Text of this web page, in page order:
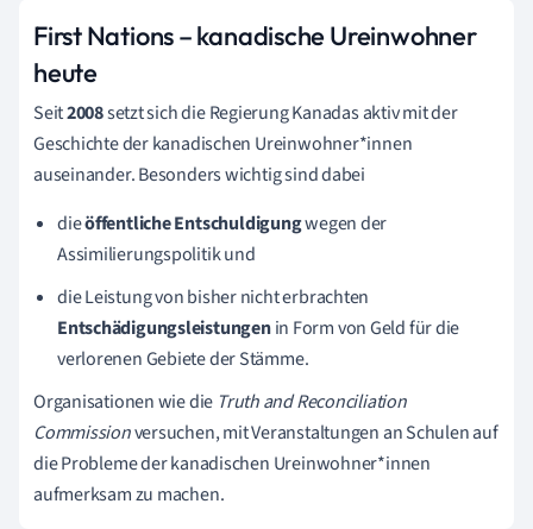
First Nations – kanadische Ureinwohner
heute
Seit2008setzt sich die Regierung Kanadas aktiv mit der
Geschichte der kanadischen Ureinwohner*innen
auseinander. Besonders wichtig sind dabei
dieöffentliche Entschuldigungwegen der
Assimilierungspolitik und
die Leistung von bisher nicht erbrachten
Entschädigungsleistungenin Form von Geld für die
verlorenen Gebiete der Stämme.
Organisationen wie die Truth and Reconciliation
Commissionversuchen, mit Veranstaltungen an Schulen auf
die Probleme der kanadischen Ureinwohner*innen
aufmerksam zu machen.